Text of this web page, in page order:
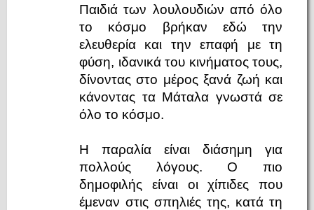
Παιδιά των λουλουδιών από όλο
το κόσμο βρήκαν εδώ την
ελευθερία και την επαφή με τη
φύση, ιδανικά του κινήματος τους,
δίνοντας στο μέρος ξανά ζωή και
κάνοντας τα Μάταλα γνωστά σε
όλο το κόσμο.
Η παραλία είναι διάσημη για
πολλούς λόγους. Ο πιο
δημοφιλής είναι οι χίπιδες που
έμεναν στις σπηλιές της, κατά τη